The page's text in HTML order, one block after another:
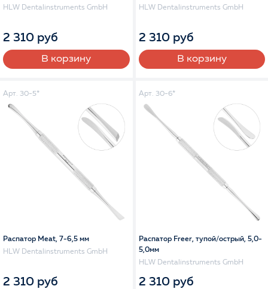
HLW Dentalinstruments GmbH
2 310 руб
В корзину
HLW Dentalinstruments GmbH
2 310 руб
В корзину
Арт. 30-5*
Распатор Meat, 7-6,5 мм
HLW Dentalinstruments GmbH
2 310 руб
Арт. 30-6*
Распатор Freer, тупой/острый, 5,0-
5,0мм
HLW Dentalinstruments GmbH
2 310 руб